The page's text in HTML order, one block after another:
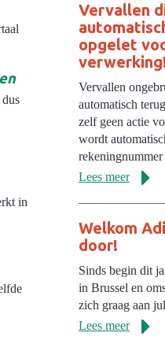
in
Vervallen
opgelet
Vervallen
automatisch
zelf geen actie
wordt
Lees meer
Welkom
door!
Sinds begin dit
in Brussel en
zich graag aan
Lees meer